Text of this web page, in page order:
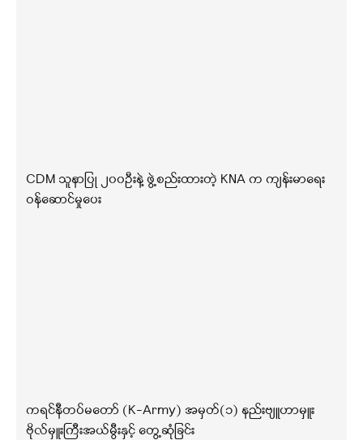
CDM သူနာပြု ၂၀၀ဦးနဲ့ ဖွဲ့စည်းထားတဲ့ KNA က ကျန်းမာရေး
ဝန်ဆောင်မှုပေး
ကရင်နီတပ်မတော် (K-Army) အမှတ်(၁) နည်းဗျူဟာမှူး
ဗိုလ်မှူးကြီးအယ်မွီးနှင့် တွေ့ဆုံခြင်း